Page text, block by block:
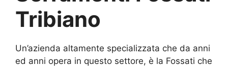
Tribiano
Un’azienda altamente specializzata che da anni
ed anni opera in questo settore, è la Fossati che